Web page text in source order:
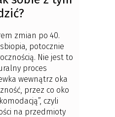
zmian po 40.
potocznie
Nie jest to
proces
wewnątrz oka
przez co oko
czyli
na przedmioty